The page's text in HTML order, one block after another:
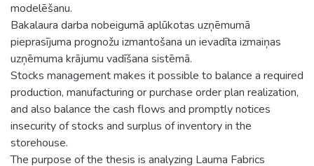
modelēšanu.
Bakalaura darba nobeigumā aplūkotas uzņēmumā
pieprasījuma prognožu izmantošana un ievadīta izmaiņas
uzņēmuma krājumu vadīšana sistēmā.
Stocks management makes it possible to balance a required
production, manufacturing or purchase order plan realization,
and also balance the cash flows and promptly notices
insecurity of stocks and surplus of inventory in the
storehouse.
The purpose of the thesis is analyzing Lauma Fabrics